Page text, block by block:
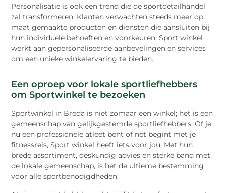
Personalisatie is ook een trend die de sportdetailhandel
zal transformeren. Klanten verwachten steeds meer op
maat gemaakte producten en diensten die aansluiten bij
hun individuele behoeften en voorkeuren. Sport winkel
werkt aan gepersonaliseerde aanbevelingen en services
om een unieke winkelervaring te bieden.
Een oproep voor lokale sportliefhebbers
om Sportwinkel te bezoeken
Sportwinkel in Breda is niet zomaar een winkel; het is een
gemeenschap van gelijkgestemde sportliefhebbers. Of je
nu een professionele atleet bent of net begint met je
fitnessreis, Sport winkel heeft iets voor jou. Met hun
brede assortiment, deskundig advies en sterke band met
de lokale gemeenschap, is het de ultieme bestemming
voor alle sportbenodigdheden.